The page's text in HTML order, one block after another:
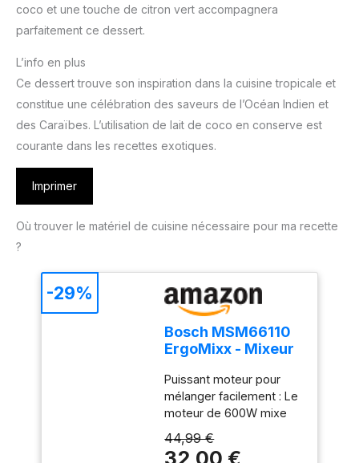
coco et une touche de citron vert accompagnera
parfaitement ce dessert.
L’info en plus
Ce dessert trouve son inspiration dans la cuisine tropicale et
constitue une célébration des saveurs de l’Océan Indien et
des Caraïbes. L’utilisation de lait de coco en conserve est
courante dans les recettes exotiques.
Imprimer
Où trouver le matériel de cuisine nécessaire pour ma recette
?
Bosch MSM66110
ErgoMixx - Mixeur
vitesses
Puissant moteur pour
mélanger facilement : Le
moteur de 600W mixe
sans effort les
ingrédients les plus durs
44,99 €
-29%